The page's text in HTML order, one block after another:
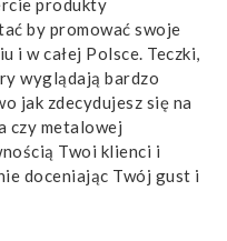
produkty
by promować swoje
i w całej Polsce. Teczki,
wyglądają bardzo
jak zdecydujesz się na
czy metalowej
Twoi klienci i
doceniając Twój gust i